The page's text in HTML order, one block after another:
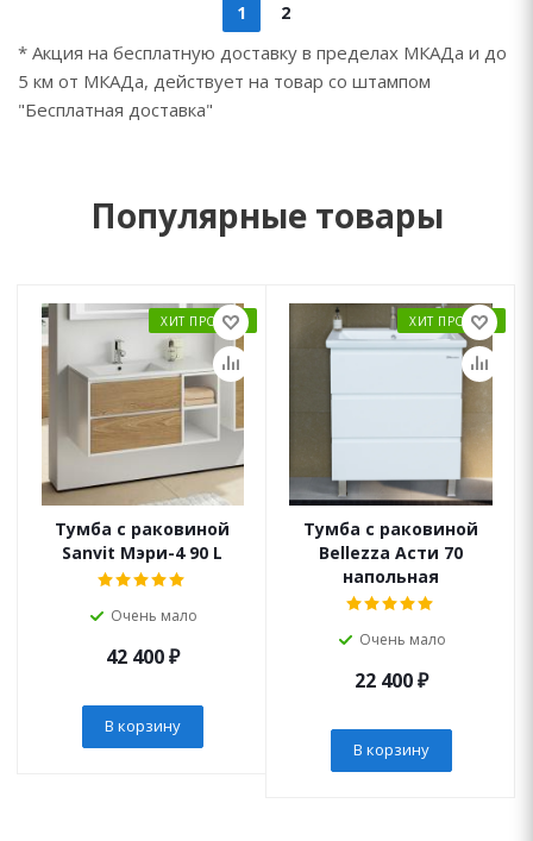
1 2
* Акция на бесплатную доставку в пределах МКАДа и до
5 км от МКАДа, действует на товар со штампом
"Бесплатная доставка"
Популярные товары
ХИТ ПРОДАЖ
Тумба с раковиной
Sanvit Мэри-4 90 L
Очень мало
42 400₽
В корзину
ХИТ ПРОДАЖ
Тумба с раковиной
Bellezza Асти 70
напольная
Очень мало
22 400₽
В корзину